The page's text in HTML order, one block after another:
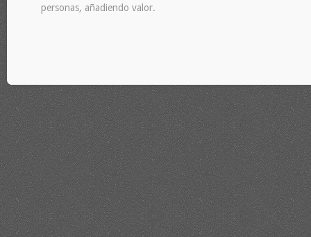
personas, añadiendo valor.